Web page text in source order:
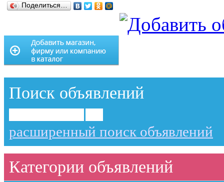
Поделиться…
Поиск объявлений
расширенный поиск объявлений
Категории объявлений